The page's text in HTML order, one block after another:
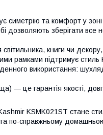
симетрію та комфорт у зоні
дозволяють зберігати
книги чи
рамками підтримує стиль
використання:
— це гарантія якості,
KSMK021ST стане
по-справжньому